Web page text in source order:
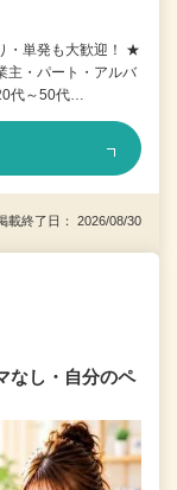
・単発も大歓迎！ ★
主・パート・アルバ
代～50代…
終了日： 2026/08/30
なし・自分のペ